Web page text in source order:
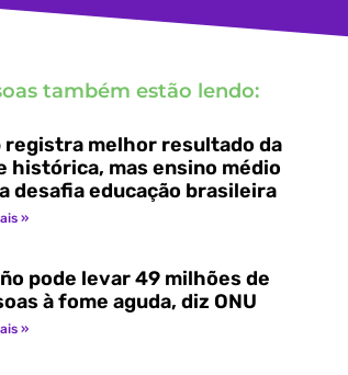
também estão lendo:
registra melhor resultado da
histórica, mas ensino médio
desafia educação brasileira
»
pode levar 49 milhões de
à fome aguda, diz ONU
»